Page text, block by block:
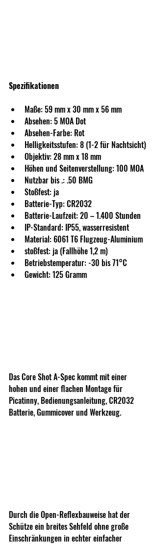
Spezifikationen
Maße: 59 mm x 30 mm x 56 mm
Absehen: 5 MOA Dot
Absehen-Farbe: Rot
Helligkeitsstufen: 8 (1-2 für Nachtsicht)
Objektiv: 28 mm x 18 mm
Höhen und Seitenverstellung: 100 MOA
Nutzbar bis .: .50 BMG
Stoßfest: ja
Batterie-Typ: CR2032
Batterie-Laufzeit: 20 – 1.400 Stunden
IP-Standard: IP55, wasserresistent
Material: 6061 T6 Flugzeug-Aluminium
stoßfest: ja (Fallhöhe 1,2 m)
Betriebstemperatur: -30 bis 71°C
Gewicht: 125 Gramm
Das Core Shot A-Spec kommt mit einer
hohen und einer flachen Montage für
Picatinny, Bedienungsanleitung, CR2032
Batterie, Gummicover und Werkzeug.
Durch die Open-Reflexbauweise hat der
Schütze ein breites Sehfeld ohne große
Einschränkungen in echter einfacher